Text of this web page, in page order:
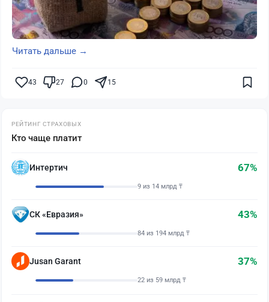
Читать дальше →
43 27 0 15
РЕЙТИНГ СТРАХОВЫХ
Кто чаще платит
Интертич 67%
9 из 14 млрд ₸
СК «Евразия» 43%
84 из 194 млрд ₸
Jusan Garant 37%
22 из 59 млрд ₸